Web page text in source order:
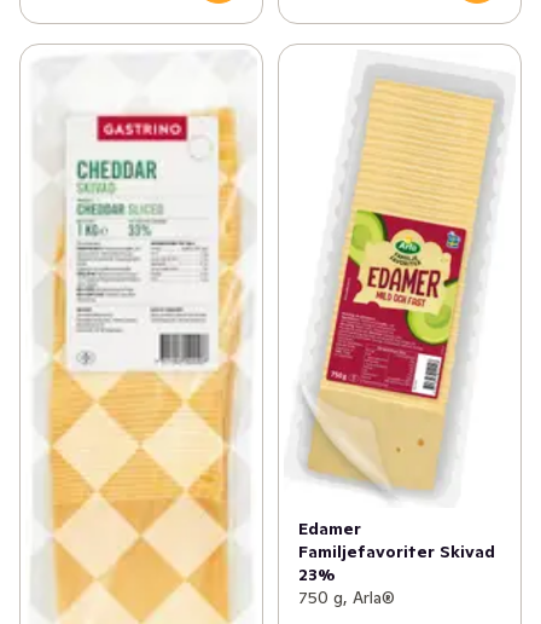
Edamer
Familjefavoriter Skivad
23%
750 g, Arla®